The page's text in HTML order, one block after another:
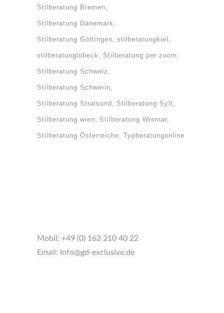
Stilberatung Bremen
Stilberatung Dänemark
Stilberatung Göttingen stilberatungkiel
stilberatunglübeck Stilberatung per zoom
Stilberatung Schweiz
Stilberatung Schwerin
Stilberatung Stralsund Stilberatung Sylt
Stilberatung wien Stilberatung Wismar
Stilberatung Österreiche Typberatungonline
Mobil: +49 (0) 162 210 40 22
Email: info@gd-exclusive.de